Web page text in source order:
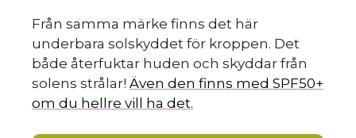
Från samma märke finns det här
underbara solskyddet för kroppen. Det
både återfuktar huden och skyddar från
solens strålar! Även den finns med SPF50+
om du hellre vill ha det.